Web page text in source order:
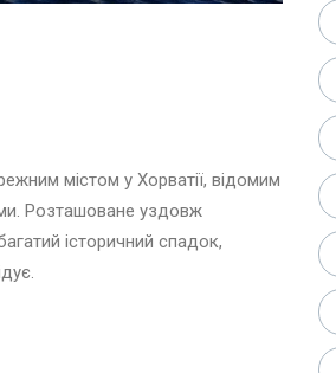
містом у Хорватії, відомим
Розташоване уздовж
історичний спадок,